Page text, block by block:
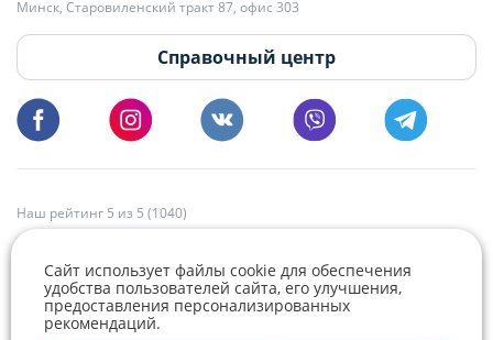
18:00.
vg@domovita.by
Пишите и звоните нам в будние дни с 8:00 до 20:00.
Минск, Старовиленский тракт 87, офис 303
Справочный центр
Наш рейтинг 5 из 5 (1040)
Сайт использует файлы cookie для обеспечения
удобства пользователей сайта, его улучшения,
предоставления персонализированных
рекомендаций.